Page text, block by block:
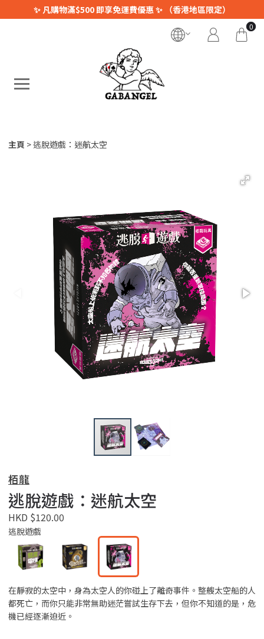
✨ 凡購物滿$500 即享免運費優惠 ✨ （香港地區限定）
0
主頁 逃脫遊戲：迷航太空
栢龍
逃脫遊戲：迷航太空
HKD $120.00
逃脫遊戲
在靜寂的太空中，身為太空人的你碰上了離奇事件。整艘太空船的人
都死亡，而你只能非常無助迷茫嘗試生存下去，但你不知道的是，危
機已經逐漸迫近。